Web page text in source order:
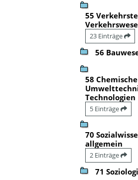
55
23 Einträge
56
58
Technologien
5 Einträge
70
allgemein
2 Einträge
71